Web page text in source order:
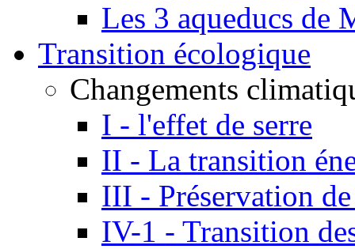
Les 3 aqueducs de
Transition écologique
Changements
I - l'effet de serre
II - La transition
III - Préservation
IV-1 - Transition